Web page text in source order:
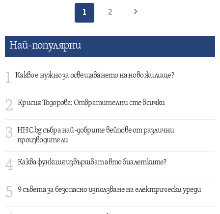
на
публикациите
1 2
Най-популярни
1 Какво е нужно за освещаването на ново жилище?
2 Крисия Тодорова: Отвратителни сте всички
3
HHC.bg събра най-добрите вейпове от различни
производители
4 Каква функция извършват авто биалетките?
5 9 съвета за безопасно използване на електрически уреди